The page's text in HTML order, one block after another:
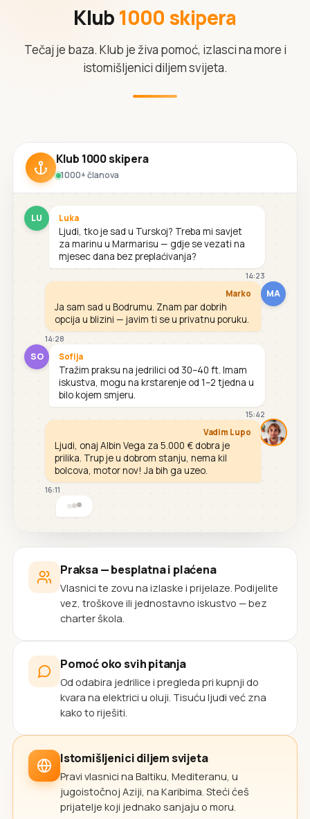
Klub 1000 skipera
Tečaj je baza. Klub je živa pomoć, izlasci na more i
istomišljenici diljem svijeta.
Klub 1000 skipera
1000+ članova
LU Luka
Ljudi, tko je sad u Turskoj? Treba mi savjet
za marinu u Marmarisu — gdje se vezati na
mjesec dana bez preplaćivanja?
14:23
MA
Marko
Ja sam sad u Bodrumu. Znam par dobrih
opcija u blizini — javim ti se u privatnu poruku.
14:28
SO Sofija
Tražim praksu na jedrilici od 30–40 ft. Imam
iskustva, mogu na krstarenje od 1–2 tjedna u
bilo kojem smjeru.
15:42
Vadim Lupo
Ljudi, onaj Albin Vega za 5.000 € dobra je
prilika. Trup je u dobrom stanju, nema kil
bolcova, motor nov! Ja bih ga uzeo.
16:11
Praksa — besplatna i plaćena
Vlasnici te zovu na izlaske i prijelaze. Podijelite
vez, troškove ili jednostavno iskustvo — bez
charter škola.
Pomoć oko svih pitanja
Od odabira jedrilice i pregleda pri kupnji do
kvara na elektrici u oluji. Tisuću ljudi već zna
kako to riješiti.
Istomišljenici diljem svijeta
Pravi vlasnici na Baltiku, Mediteranu, u
jugoistočnoj Aziji, na Karibima. Steći ćeš
prijatelje koji jednako sanjaju o moru.